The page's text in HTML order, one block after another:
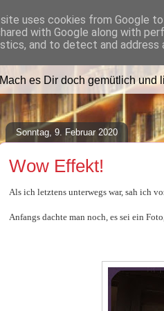
Mach es Dir doch gemütlich und
Sonntag, 9. Februar 2020
Wow Effekt!
Als ich letztens unterwegs war, sah ich
Anfangs dachte man noch, es sei ein
uses cookies from Google
with Google along with
and to detect and address